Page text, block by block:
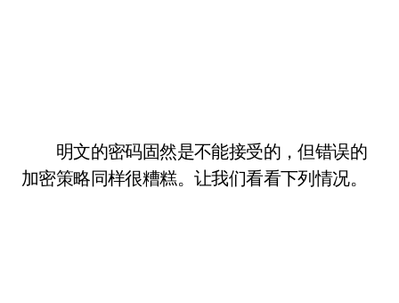
明文的密码固然是不能接受的，但错误的
加密策略同样很糟糕。让我们看看下列情况。